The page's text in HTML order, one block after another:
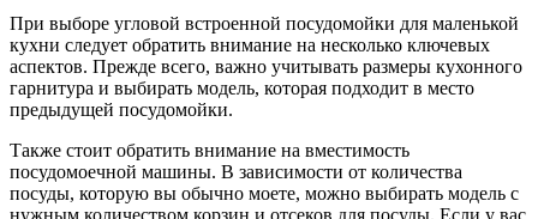
При выборе угловой встроенной посудомойки для маленькой
кухни следует обратить внимание на несколько ключевых
аспектов. Прежде всего, важно учитывать размеры кухонного
гарнитура и выбирать модель, которая подходит в место
предыдущей посудомойки.
Также стоит обратить внимание на вместимость
посудомоечной машины. В зависимости от количества
посуды, которую вы обычно моете, можно выбирать модель с
нужным количеством корзин и отсеков для посуды. Если у вас